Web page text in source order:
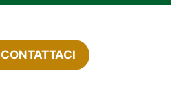
CONTATTACI